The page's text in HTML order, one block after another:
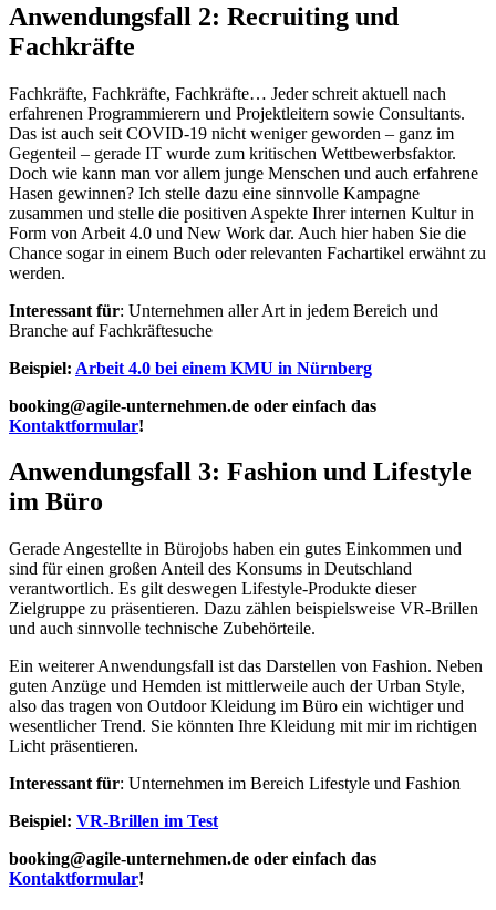
Anwendungsfall 2: Recruiting und
Fachkräfte
Fachkräfte, Fachkräfte, Fachkräfte… Jeder schreit aktuell nach
erfahrenen Programmierern und Projektleitern sowie Consultants.
Das ist auch seit COVID-19 nicht weniger geworden – ganz im
Gegenteil – gerade IT wurde zum kritischen Wettbewerbsfaktor.
Doch wie kann man vor allem junge Menschen und auch erfahrene
Hasen gewinnen? Ich stelle dazu eine sinnvolle Kampagne
zusammen und stelle die positiven Aspekte Ihrer internen Kultur in
Form von Arbeit 4.0 und New Work dar. Auch hier haben Sie die
Chance sogar in einem Buch oder relevanten Fachartikel erwähnt zu
werden.
Interessant für: Unternehmen aller Art in jedem Bereich und
Branche auf Fachkräftesuche
Beispiel: Arbeit 4.0 bei einem KMU in Nürnberg
booking@agile-unternehmen.de oder einfach das
Kontaktformular!
Anwendungsfall 3: Fashion und Lifestyle
im Büro
Gerade Angestellte in Bürojobs haben ein gutes Einkommen und
sind für einen großen Anteil des Konsums in Deutschland
verantwortlich. Es gilt deswegen Lifestyle-Produkte dieser
Zielgruppe zu präsentieren. Dazu zählen beispielsweise VR-Brillen
und auch sinnvolle technische Zubehörteile.
Ein weiterer Anwendungsfall ist das Darstellen von Fashion. Neben
guten Anzüge und Hemden ist mittlerweile auch der Urban Style,
also das tragen von Outdoor Kleidung im Büro ein wichtiger und
wesentlicher Trend. Sie könnten Ihre Kleidung mit mir im richtigen
Licht präsentieren.
Interessant für: Unternehmen im Bereich Lifestyle und Fashion
Beispiel: VR-Brillen im Test
booking@agile-unternehmen.de oder einfach das
Kontaktformular!